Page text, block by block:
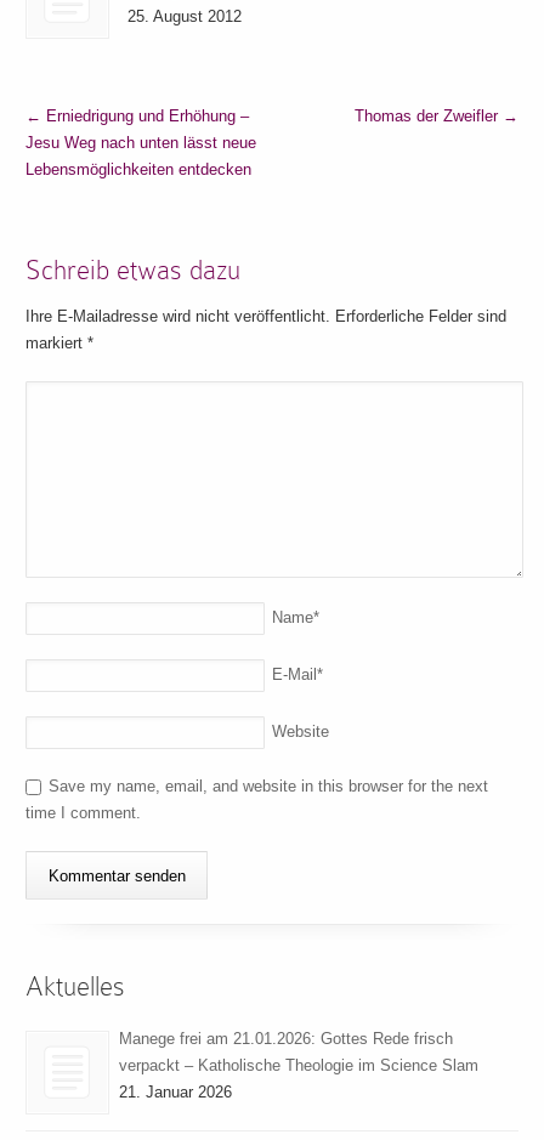
25. August 2012
← Erniedrigung und Erhöhung –
Jesu Weg nach unten lässt neue
Lebensmöglichkeiten entdecken
Thomas der Zweifler →
Schreib etwas dazu
Ihre E-Mailadresse wird nicht veröffentlicht. Erforderliche Felder sind
markiert*
Name*
E-Mail*
Website
Save my name, email, and website in this browser for the next
time I comment.
Aktuelles
Manege frei am 21.01.2026: Gottes Rede frisch
verpackt – Katholische Theologie im Science Slam
21. Januar 2026